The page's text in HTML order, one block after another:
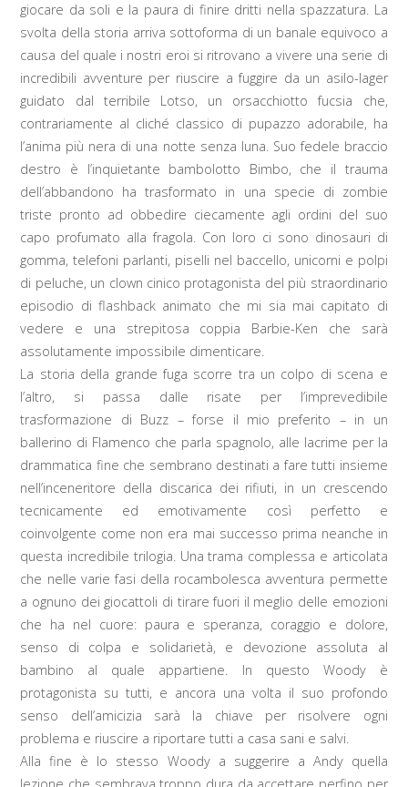
giocare da soli e la paura di finire dritti nella spazzatura. La
svolta della storia arriva sottoforma di un banale equivoco a
causa del quale i nostri eroi si ritrovano a vivere una serie di
incredibili avventure per riuscire a fuggire da un asilo-lager
guidato dal terribile Lotso, un orsacchiotto fucsia che,
contrariamente al cliché classico di pupazzo adorabile, ha
l’anima più nera di una notte senza luna. Suo fedele braccio
destro è l’inquietante bambolotto Bimbo, che il trauma
dell’abbandono ha trasformato in una specie di zombie
triste pronto ad obbedire ciecamente agli ordini del suo
capo profumato alla fragola. Con loro ci sono dinosauri di
gomma, telefoni parlanti, piselli nel baccello, unicorni e polpi
di peluche, un clown cinico protagonista del più straordinario
episodio di flashback animato che mi sia mai capitato di
vedere e una strepitosa coppia Barbie-Ken che sarà
assolutamente impossibile dimenticare.
La storia della grande fuga scorre tra un colpo di scena e
l’altro, si passa dalle risate per l’imprevedibile
trasformazione di Buzz – forse il mio preferito – in un
ballerino di Flamenco che parla spagnolo, alle lacrime per la
drammatica fine che sembrano destinati a fare tutti insieme
nell’inceneritore della discarica dei rifiuti, in un crescendo
tecnicamente ed emotivamente così perfetto e
coinvolgente come non era mai successo prima neanche in
questa incredibile trilogia. Una trama complessa e articolata
che nelle varie fasi della rocambolesca avventura permette
a ognuno dei giocattoli di tirare fuori il meglio delle emozioni
che ha nel cuore: paura e speranza, coraggio e dolore,
senso di colpa e solidarietà, e devozione assoluta al
bambino al quale appartiene. In questo Woody è
protagonista su tutti, e ancora una volta il suo profondo
senso dell’amicizia sarà la chiave per risolvere ogni
problema e riuscire a riportare tutti a casa sani e salvi.
Alla fine è lo stesso Woody a suggerire a Andy quella